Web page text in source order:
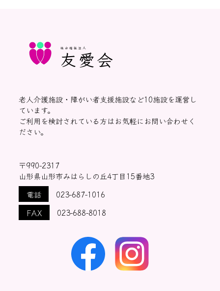
社会福祉法人
友愛会
老人介護施設・障がい者支援施設など10施設を運営し
ています。
ご利用を検討されている方はお気軽にお問い合わせく
ださい。
〒990-2317
山形県山形市みはらしの丘4丁目15番地3
電話
023-687-1016
FAX
023-688-8018